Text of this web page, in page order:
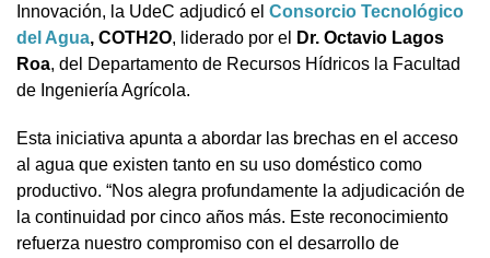
Innovación, la UdeC adjudicó el Consorcio Tecnológico
del Agua, COTH2O, liderado por el
Dr. Octavio Lagos
Roa, del Departamento de Recursos Hídricos la Facultad
de Ingeniería Agrícola.
Esta iniciativa apunta a abordar las brechas en el acceso
al agua que existen tanto en su uso doméstico como
productivo. “Nos alegra profundamente la adjudicación de
la continuidad por cinco años más. Este reconocimiento
refuerza nuestro compromiso con el desarrollo de